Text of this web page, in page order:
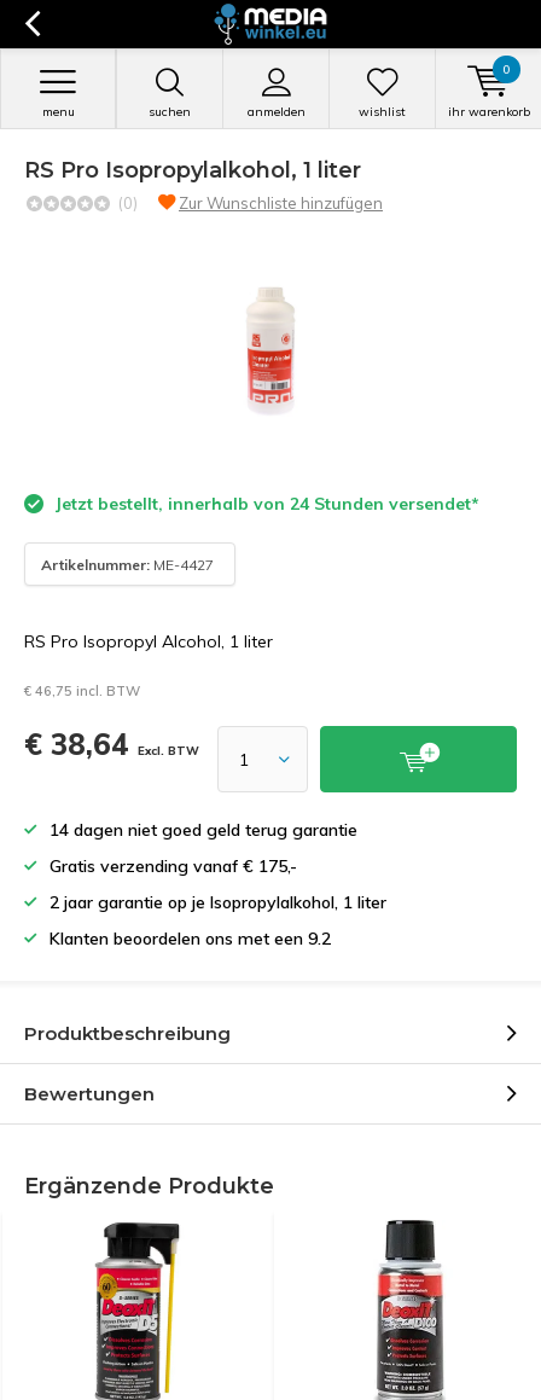
suchen anmelden
menu wishlist ihr warenkorb
0
RS Pro Isopropylalkohol, 1 liter
(0) Zur Wunschliste hinzufügen
Jetzt bestellt, innerhalb von 24 Stunden versendet*
Artikelnummer: ME-4427
RS Pro Isopropyl Alcohol, 1 liter
€ 46,75 incl. BTW
€ 38,64 Excl. BTW
14 dagen niet goed geld terug garantie
Gratis verzending vanaf € 175,-
2 jaar garantie op je Isopropylalkohol, 1 liter
Klanten beoordelen ons met een 9.2
Produktbeschreibung
Bewertungen
Ergänzende Produkte